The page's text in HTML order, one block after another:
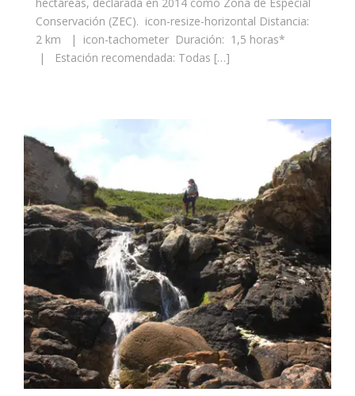
hectáreas, declarada en 2014 como Zona de Especial
Conservación (ZEC). icon-resize-horizontal Distancia:
2 km | icon-tachometer Duración: 1,5 horas*
| Estación recomendada: Todas […]